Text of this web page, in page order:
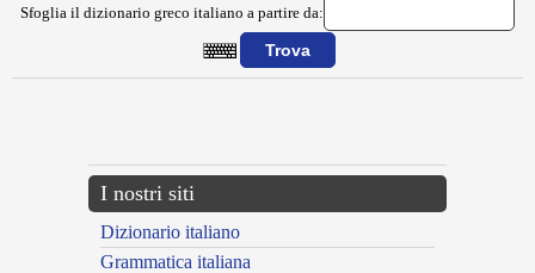
Sfoglia il dizionario greco italiano a partire da:
I nostri siti
Dizionario italiano
Grammatica italiana